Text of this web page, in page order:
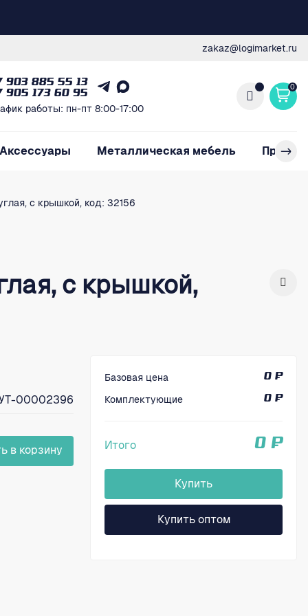
zakaz@logimarket.ru
903 885 55 13
905 173 60 95
работы: пн-пт 8:00-17:00
0
Аксессуары Металлическая мебель
с крышкой, код: 32156
с крышкой,
00002396
в корзину
Базовая цена
0 ₽
Комплектующие
0 ₽
Итого 0 ₽
Купить
Купить оптом